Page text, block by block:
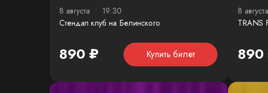
8 августа • 19:30
Стендап клуб на Белинского
890 ₽ Купить билет
8
TRANS
890